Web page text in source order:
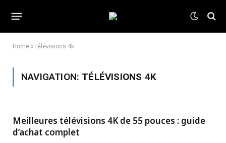
Home »télévisions 4k
NAVIGATION: TÉLÉVISIONS 4K
Meilleures télévisions 4K de 55 pouces : guide
d’achat complet